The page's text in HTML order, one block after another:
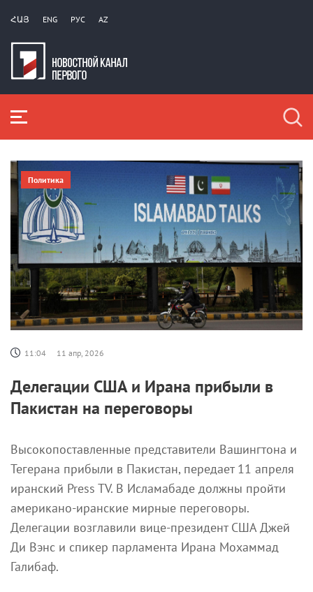
ՀԱՅ ENG РУС AZ
Политика
11:04 11 апр, 2026
Делегации США и Ирана прибыли в
Пакистан на переговоры
Высокопоставленные представители Вашингтона и
Тегерана прибыли в Пакистан, передает 11 апреля
иранский Press TV. В Исламабаде должны пройти
американо-иранские мирные переговоры.
Делегации возглавили вице-президент США Джей
Ди Вэнс и спикер парламента Ирана Мохаммад
Галибаф.